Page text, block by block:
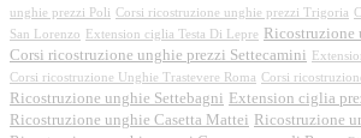
unghie prezzi Poli Corsi ricostruzione unghie prezzi Trigoria
San Lorenzo
Extension ciglia Testa Di Lepre
Ricostruzione
Corsi ricostruzione unghie prezzi Settecamini
Corsi ricostruzione Unghie Trastevere Roma Corsi
Ricostruzione unghie Settebagni Extension ciglia
Ricostruzione unghie Casetta Mattei Ricostruzione